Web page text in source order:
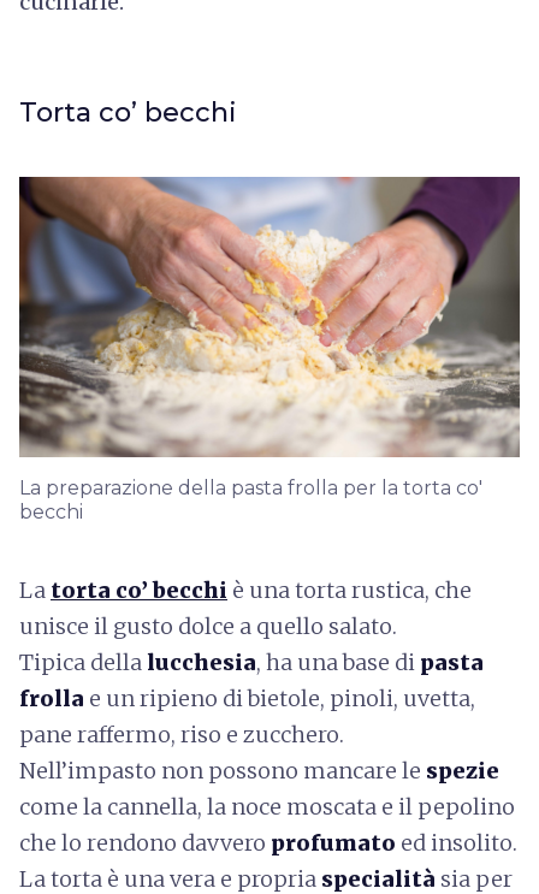
Torta co’ becchi
La preparazione della pasta frolla per la torta co'
becchi
La torta co’ becchi è una torta rustica, che
unisce il gusto dolce a quello salato.
Tipica dellalucchesia, ha una base di pasta
frolla e un ripieno di bietole, pinoli, uvetta,
pane raffermo, riso e zucchero.
Nell’impasto non possono mancare le spezie
come la cannella, la noce moscata e il pepolino
che lo rendono davvero profumato ed insolito.
La torta è una vera e propria specialità sia per